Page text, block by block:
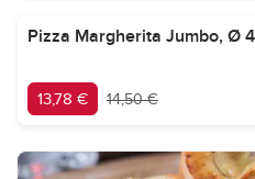
Pizza Margherita Jumbo, Ø
13,78 € 14,50 €